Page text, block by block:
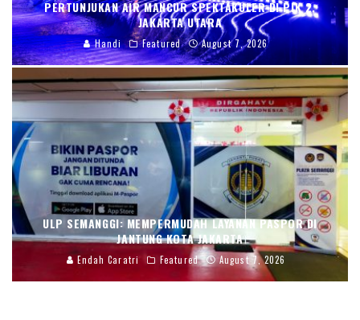
PERTUNJUKAN AIR MANCUR SPEKTAKULER DI PIK 2,
JAKARTA UTARA
Handi Featured August 7, 2026
ULP SEMANGGI: MEMPERMUDAH LAYANAN PASPOR DI
JANTUNG KOTA JAKARTA
Endah Caratri Featured August 7, 2026